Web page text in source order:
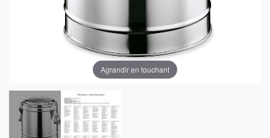
Agrandir en touchant